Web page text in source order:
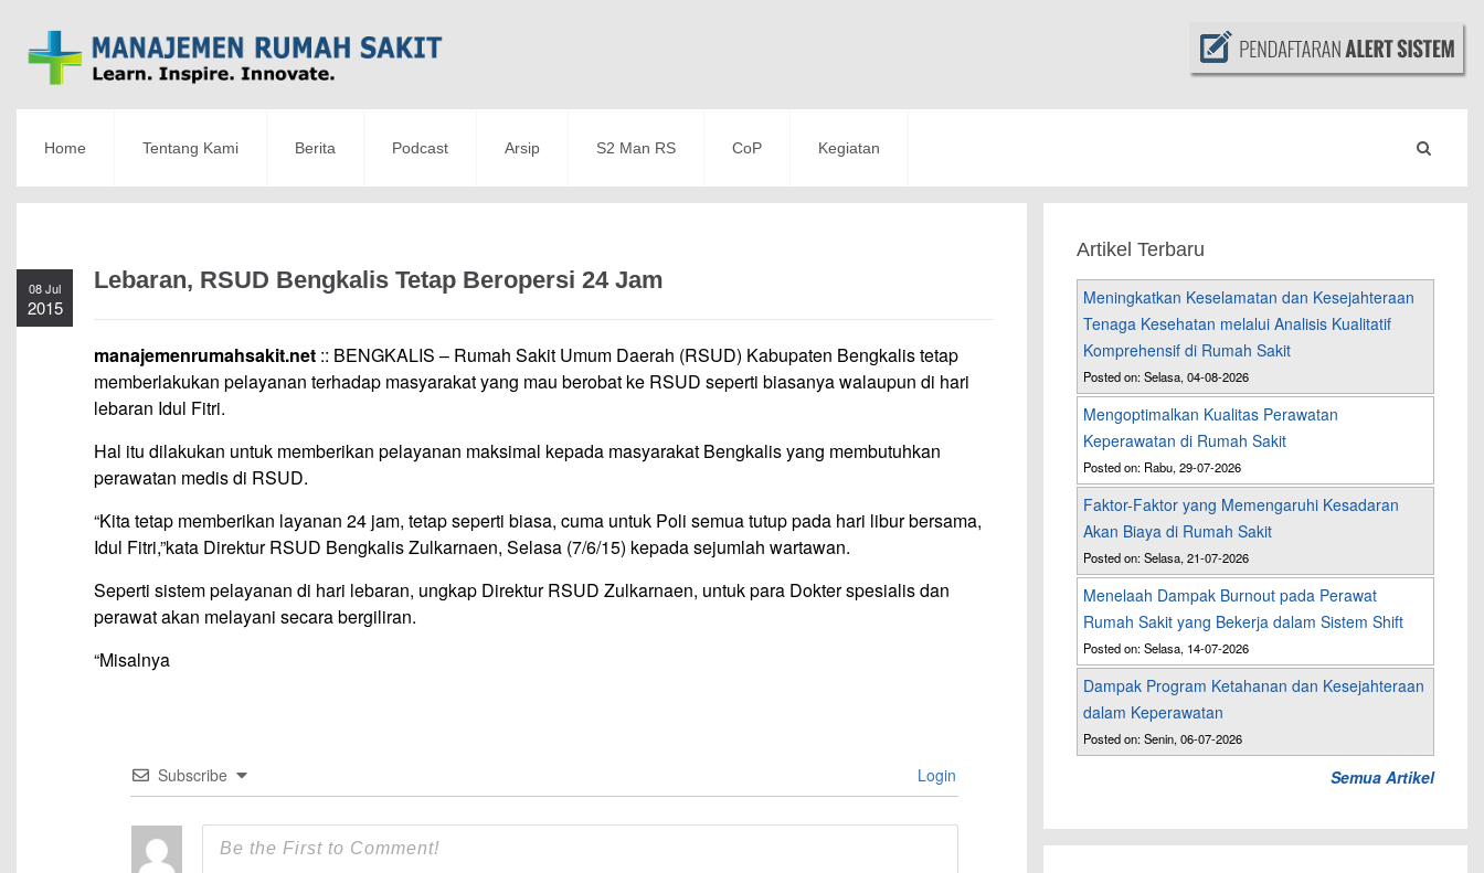
Home Tentang Kami Berita Podcast Arsip S2 Man RS CoP Kegiatan
08 Jul
2015
Lebaran, RSUD Bengkalis Tetap Beropersi 24 Jam
manajemenrumahsakit.net :: BENGKALIS – Rumah Sakit Umum Daerah (RSUD) Kabupaten Bengkalis tetap
memberlakukan pelayanan terhadap masyarakat yang mau berobat ke RSUD seperti biasanya walaupun di hari
lebaran Idul Fitri.
Hal itu dilakukan untuk memberikan pelayanan maksimal kepada masyarakat Bengkalis yang membutuhkan
perawatan medis di RSUD.
“Kita tetap memberikan layanan 24 jam, tetap seperti biasa, cuma untuk Poli semua tutup pada hari libur bersama,
Idul Fitri,”kata Direktur RSUD Bengkalis Zulkarnaen, Selasa (7/6/15) kepada sejumlah wartawan.
Seperti sistem pelayanan di hari lebaran, ungkap Direktur RSUD Zulkarnaen, untuk para Dokter spesialis dan
perawat akan melayani secara bergiliran.
“Misalnya
Subscribe Login
Artikel Terbaru
Meningkatkan Keselamatan dan Kesejahteraan
Tenaga Kesehatan melalui Analisis Kualitatif
Komprehensif di Rumah Sakit
Posted on: Selasa, 04-08-2026
Mengoptimalkan Kualitas Perawatan
Keperawatan di Rumah Sakit
Posted on: Rabu, 29-07-2026
Faktor-Faktor yang Memengaruhi Kesadaran
Akan Biaya di Rumah Sakit
Posted on: Selasa, 21-07-2026
Menelaah Dampak Burnout pada Perawat
Rumah Sakit yang Bekerja dalam Sistem Shift
Posted on: Selasa, 14-07-2026
Dampak Program Ketahanan dan Kesejahteraan
dalam Keperawatan
Posted on: Senin, 06-07-2026
Semua Artikel